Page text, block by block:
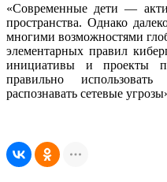
«Современные дети —
пространства. Однако
многими возможностями
элементарных правил
инициативы и проекты
правильно
распознавать сетевые